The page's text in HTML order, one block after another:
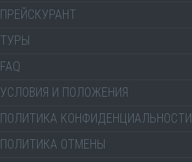
ПРЕЙСКУРАНТ
ТУРЫ
FAQ
УСЛОВИЯ И ПОЛОЖЕНИЯ
ПОЛИТИКА КОНФИДЕНЦИАЛЬНОСТИ
ПОЛИТИКА ОТМЕНЫ